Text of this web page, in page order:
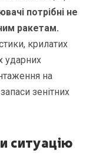
потрібні не
ракетам.
крилатих
ударних
на
зенітних
ситуацію